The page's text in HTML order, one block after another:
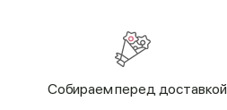
Cобираем перед доставкой